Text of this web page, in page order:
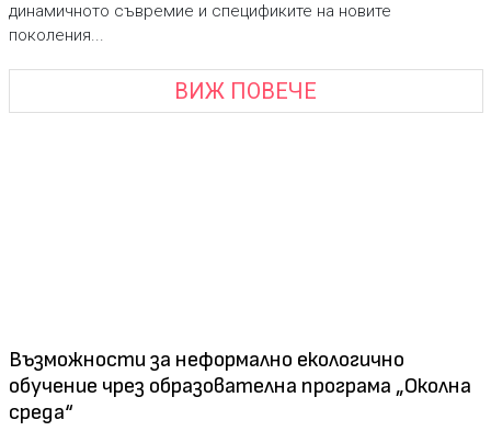
динамичното съвремие и спецификите на новите
поколения...
ВИЖ ПОВЕЧЕ
Възможности за неформално екологично
обучение чрез образователна програма „Околна
среда“